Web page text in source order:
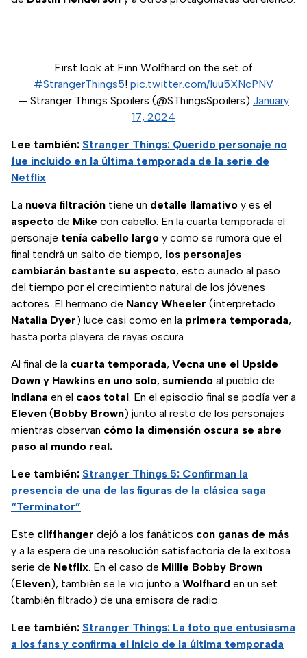
First look at Finn Wolfhard on the set of
#StrangerThings5! pic.twitter.com/Iuu5XNcPNV
— Stranger Things Spoilers (@SThingsSpoilers) January
17, 2024
Lee también: Stranger Things: Querido personaje no
fue incluido en la última temporada de la serie de
Netflix
La nueva filtración tiene un detalle llamativo y es el
aspecto de Mike con cabello. En la cuarta temporada el
personaje tenía cabello largo y como se rumora que el
final tendrá un salto de tiempo, los personajes
cambiarán bastante su aspecto, esto aunado al paso
del tiempo por el crecimiento natural de los jóvenes
actores. El hermano de Nancy Wheeler (interpretado
Natalia Dyer) luce casi como en la primera temporada,
hasta porta playera de rayas oscura.
Al final de la cuarta temporada, Vecna une el Upside
Down y Hawkins en uno solo, sumiendo al pueblo de
Indiana en el caos total. En el episodio final se podía ver a
Eleven (Bobby Brown) junto al resto de los personajes
mientras observan cómo la dimensión oscura se abre
paso al mundo real.
Lee también: Stranger Things 5: Confirman la
presencia de una de las figuras de la clásica saga
“Terminator”
Este cliffhanger dejó a los fanáticos con ganas de más
y a la espera de una resolución satisfactoria de la exitosa
serie de Netflix. En el caso de Millie Bobby Brown
(Eleven), también se le vio junto a Wolfhard en un set
(también filtrado) de una emisora de radio.
Lee también: Stranger Things: La foto que entusiasma
a los fans y confirma el inicio de la última temporada